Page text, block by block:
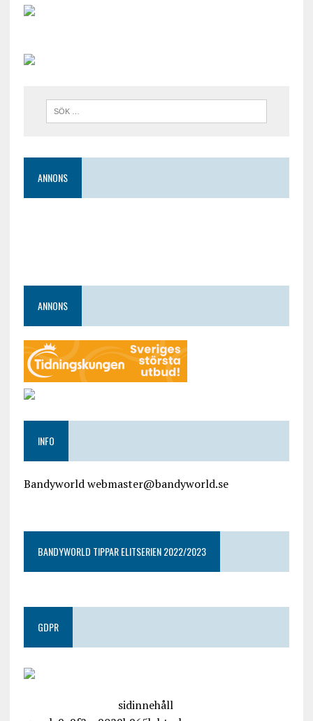
ANNONS
ANNONS
INFO
Bandyworld webmaster@bandyworld.se
BANDYWORLD TIPPAR ELITSERIEN 2022/2023
GDPR
sidinnehåll